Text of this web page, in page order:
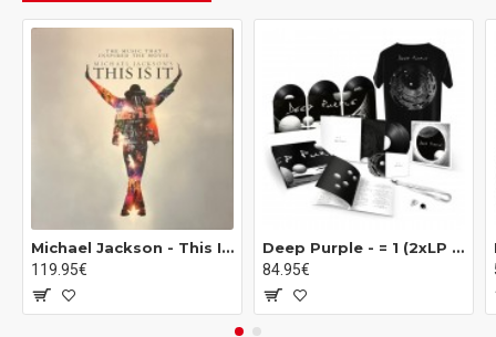
Gods And Monsters
Yayo
Bel Air
Michael Jackson ‎- This Is It (The Music That Inspired The Movie) (Box Set - 4xLP)
119.95€
Deep Purple - = 1 (2xLP - Gatefold + 3x10" + CD + DVD - Box Set)*
84.95€